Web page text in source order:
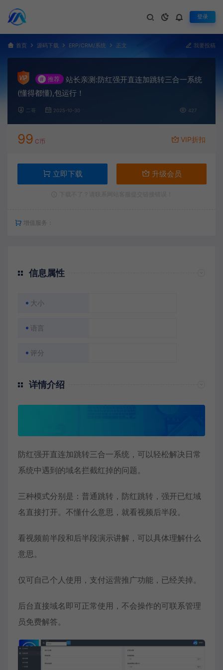
登录
首页 源码下载 ERP/CRM/系统 正文 我要投稿
# 推荐
站长亲测:防红强开直连加跳转三合一系统
(懂得都懂),包运行！
二哥 2025-10-30 427
99 C币 VIP折扣
立即下载 升级会员
增值服务：
信息属性
大小
语言
评分
详情介绍
防红强开直连加跳转三合一系统，可以轻松解决日常
系统中遇到的域名拦截红掉的问题。
三种模式分别是：普通跳转，防红跳转，强开已红域
名直接打开。不懂什么意思，就看视频后半段。
看视频前半段和后半段演示讲解，可以具体理解什么
意思。
仅可自己个人使用，支付运营推广功能，已经关掉。
后台直接域名即可正常使用，不会操作的可联系管理
员免费解答。